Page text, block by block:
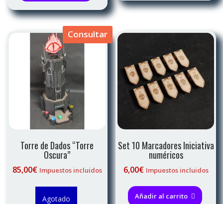
Consultar
Torre de Dados “Torre
Oscura”
85,00€ Impuestos incluidos
Agotado
Set 10 Marcadores Iniciativa
numéricos
6,00€ Impuestos incluidos
Añadir al carrito